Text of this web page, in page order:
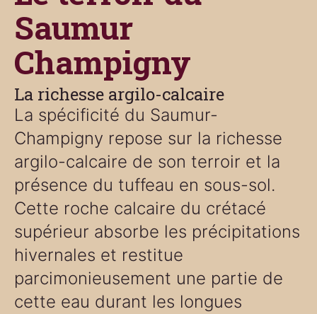
Saumur
Champigny
La richesse argilo-calcaire
La spécificité du Saumur-
Champigny repose sur la richesse
argilo-calcaire de son terroir et la
présence du tuffeau en sous-sol.
Cette roche calcaire du crétacé
supérieur absorbe les précipitations
hivernales et restitue
parcimonieusement une partie de
cette eau durant les longues